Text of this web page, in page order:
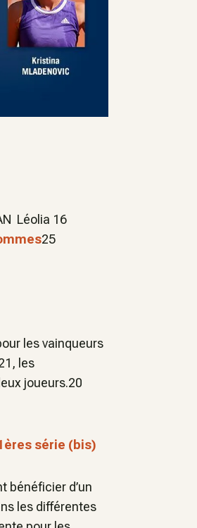
Léolia 16
25
les vainqueurs
les
joueurs.20
série (bis)
bénéficier d’un
les différentes